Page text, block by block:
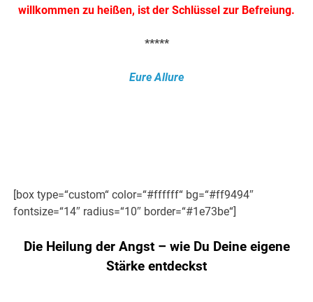
willkommen zu heißen, ist der Schlüssel zur Befreiung.
*****
Eure Allure
[box type=“custom“ color=“#ffffff“ bg=“#ff9494″
fontsize=“14″ radius=“10″ border=“#1e73be“]
Die Heilung der Angst – wie Du Deine eigene
Stärke entdeckst